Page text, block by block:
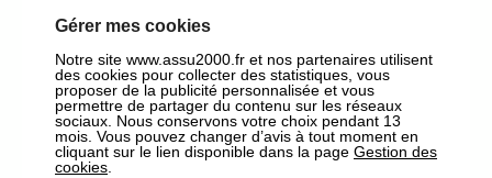
Nos établissements
Par région
Par département
Gérer mes cookies
Notre site www.assu2000.fr et nos partenaires utilisent
des cookies pour collecter des statistiques, vous
proposer de la publicité personnalisée et vous
permettre de partager du contenu sur les réseaux
sociaux. Nous conservons votre choix pendant 13
mois. Vous pouvez changer d’avis à tout moment en
cliquant sur le lien disponible dans la page Gestion des
cookies